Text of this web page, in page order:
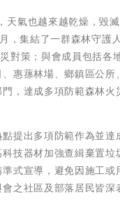
氣也越來越乾燥，毀
集結了一群森林守護
對策；與會成員包括各
惠蓀林場、鄉鎮區公
，達成多項防範森林
提出多項防範作為並
技器材加強查緝棄置
式宣導，避免因施工
之社區及部落居民皆